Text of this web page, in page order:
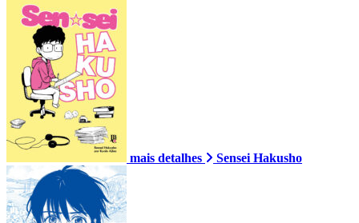
mais detalhes Sensei Hakusho